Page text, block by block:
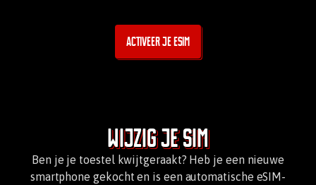
Activeer je eSIM
Wijzig je sim
Ben je je toestel kwijtgeraakt? Heb je een nieuwe
smartphone gekocht en is een automatische eSIM-